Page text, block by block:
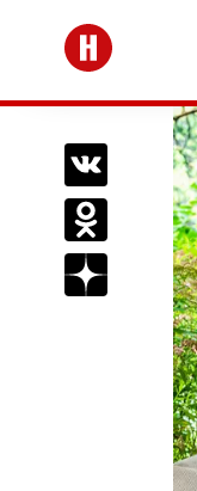
Перейти на
Поделиться
Поделиться
Подписаться